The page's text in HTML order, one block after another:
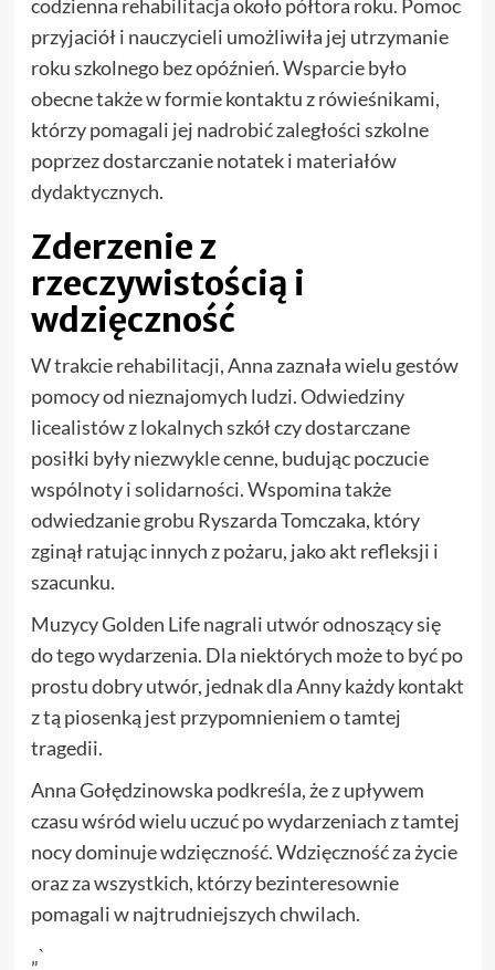
codzienna rehabilitacja około półtora roku. Pomoc
przyjaciół i nauczycieli umożliwiła jej utrzymanie
roku szkolnego bez opóźnień. Wsparcie było
obecne także w formie kontaktu z rówieśnikami,
którzy pomagali jej nadrobić zaległości szkolne
poprzez dostarczanie notatek i materiałów
dydaktycznych.
Zderzenie z
rzeczywistością i
wdzięczność
W trakcie rehabilitacji, Anna zaznała wielu gestów
pomocy od nieznajomych ludzi. Odwiedziny
licealistów z lokalnych szkół czy dostarczane
posiłki były niezwykle cenne, budując poczucie
wspólnoty i solidarności. Wspomina także
odwiedzanie grobu Ryszarda Tomczaka, który
zginął ratując innych z pożaru, jako akt refleksji i
szacunku.
Muzycy Golden Life nagrali utwór odnoszący się
do tego wydarzenia. Dla niektórych może to być po
prostu dobry utwór, jednak dla Anny każdy kontakt
z tą piosenką jest przypomnieniem o tamtej
tragedii.
Anna Gołędzinowska podkreśla, że z upływem
czasu wśród wielu uczuć po wydarzeniach z tamtej
nocy dominuje wdzięczność. Wdzięczność za życie
oraz za wszystkich, którzy bezinteresownie
pomagali w najtrudniejszych chwilach.
„`